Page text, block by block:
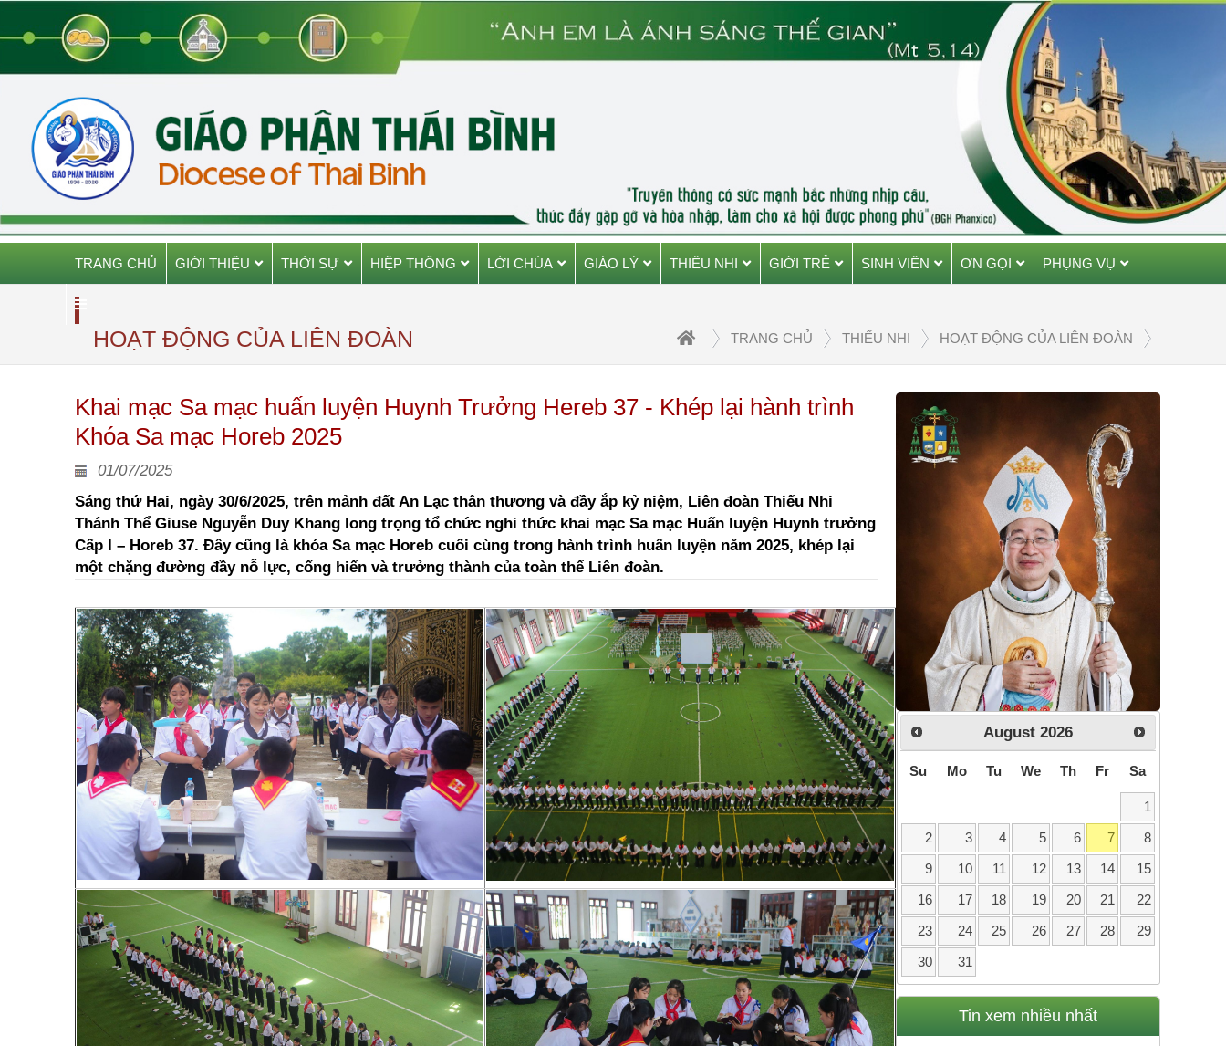
TRANG CHỦ GIỚI THIỆU THỜI SỰ HIỆP THÔNG LỜI CHÚA GIÁO LÝ THIẾU NHI GIỚI TRẺ SINH VIÊN ƠN GỌI PHỤNG VỤ
HOẠT ĐỘNG CỦA LIÊN ĐOÀN TRANG CHỦ THIẾU NHI HOẠT ĐỘNG CỦA LIÊN ĐOÀN
Khai mạc Sa mạc huấn luyện Huynh Trưởng Hereb 37 - Khép lại hành trình
Khóa Sa mạc Horeb 2025
01/07/2025
Sáng thứ Hai, ngày 30/6/2025, trên mảnh đất An Lạc thân thương và đầy ắp kỷ niệm, Liên đoàn Thiếu Nhi
Thánh Thể Giuse Nguyễn Duy Khang long trọng tổ chức nghi thức khai mạc Sa mạc Huấn luyện Huynh trưởng
Cấp I – Horeb 37. Đây cũng là khóa Sa mạc Horeb cuối cùng trong hành trình huấn luyện năm 2025, khép lại
một chặng đường đầy nỗ lực, cống hiến và trưởng thành của toàn thể Liên đoàn.
August 2026
Su Mo Tu We Th Fr Sa
1
2
3 4 5 6 7
8
9
10 11 12 13 14
15
16
17 18 19 20 21
22
23
24 25 26 27 28
29
30
31
Tin xem nhiều nhất